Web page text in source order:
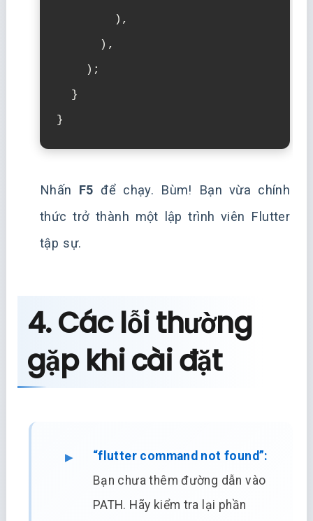
),
),
);
}
}
Nhấn F5 để chạy. Bùm! Bạn vừa chính
thức trở thành một lập trình viên Flutter
tập sự.
4. Các lỗi thường
gặp khi cài đặt
“flutter command not found”:
Bạn chưa thêm đường dẫn vào
PATH. Hãy kiểm tra lại phần